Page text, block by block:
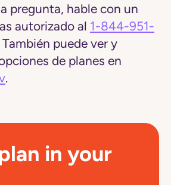
pregunta, hable con un
autorizado al 1-844-951-
También puede ver y
de planes en
.
in your